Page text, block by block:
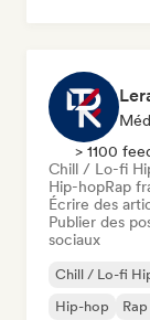
> 1100
Chill / Lo-fi
Hip-hopRap
Écrire des
Publier des
sociaux
Chill / Lo-fi
Hip-hop